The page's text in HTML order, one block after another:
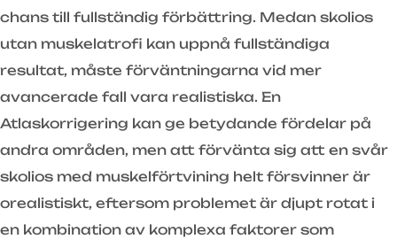
chans till fullständig förbättring. Medan skolios
utan muskelatrofi kan uppnå fullständiga
resultat, måste förväntningarna vid mer
avancerade fall vara realistiska. En
Atlaskorrigering kan ge betydande fördelar på
andra områden, men att förvänta sig att en svår
skolios med muskelförtvining helt försvinner är
orealistiskt, eftersom problemet är djupt rotat i
en kombination av komplexa faktorer som